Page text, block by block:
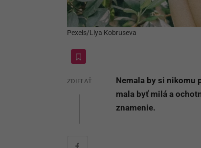
Pexels/Llya Kobruseva
ZDIEĽAŤ
Nemala by si nikomu
mala byť milá a
znamenie.